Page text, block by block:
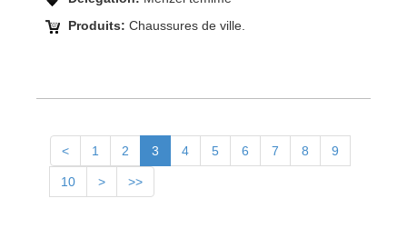
Produits: Chaussures de ville.
< 1 2 3 4 5 6 7 8 9
10 > >>